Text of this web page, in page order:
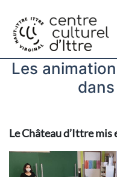
Les
Le Château d’Ittre mis